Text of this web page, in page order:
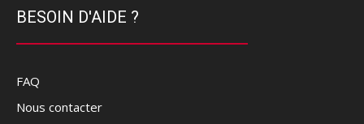
BESOIN D'AIDE ?
FAQ
Nous contacter